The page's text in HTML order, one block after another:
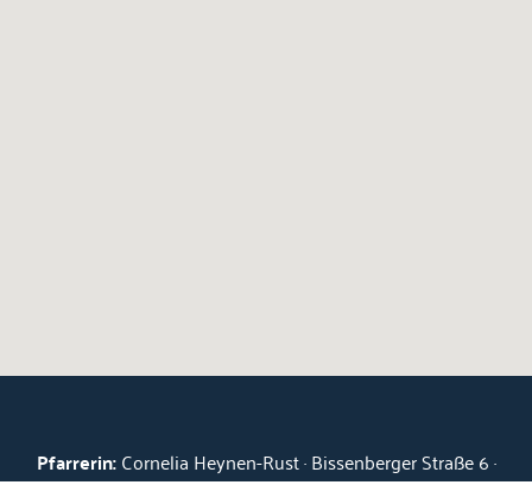
Pfarrerin:Cornelia Heynen-Rust · Bissenberger Straße 6 ·